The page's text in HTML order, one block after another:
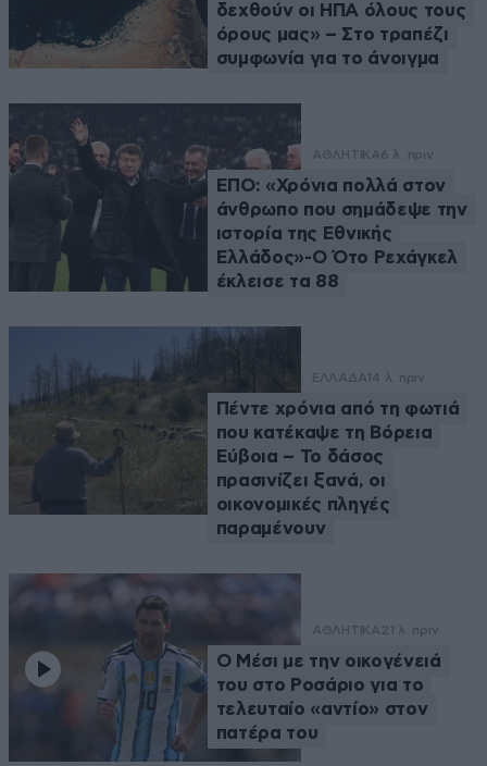
δεχθούν οι ΗΠΑ όλους τους
όρους μας» – Στο τραπέζι
συμφωνία για το άνοιγμα
ΑΘΛΗΤΙΚΑ6 λ. πριν
ΕΠΟ: «Χρόνια πολλά στον
άνθρωπο που σημάδεψε την
ιστορία της Εθνικής
Ελλάδος»-Ο Ότο Ρεχάγκελ
έκλεισε τα 88
ΕΛΛΑΔΑ 14 λ. πριν
Πέντε χρόνια από τη φωτιά
που κατέκαψε τη Βόρεια
Εύβοια – Το δάσος
πρασινίζει ξανά, οι
οικονομικές πληγές
παραμένουν
ΑΘΛΗΤΙΚΑ21 λ. πριν
Ο Μέσι με την οικογένειά
του στο Ροσάριο για το
τελευταίο «αντίο» στον
πατέρα του